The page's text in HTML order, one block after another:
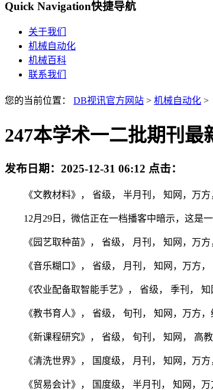
Quick Navigation快捷导航
关于我们
机械自动化
机械百科
联系我们
您的当前位置： DB视讯官方网站 > 机械自动化 >
247本学术一二批期刊
发布日期： 2025-12-31 06:12 点击：
《文教材料》， 省级， 半月刊， 知网，万方
12月29日，微信正在一档播客中暗示，这是一
《园艺取种苗》， 省级， 月刊， 知网，万方
《音乐糊口》， 省级， 月刊， 知网，万方，
《农业配备取智能手艺》， 省级， 季刊， 知
《教书育人》， 省级， 旬刊， 知网，万方，
《新课程研究》， 省级， 旬刊， 知网， 高教
《清洗世界》， 国度级， 月刊， 知网，万方
《贸易会计》， 国度级， 半月刊， 知网，万